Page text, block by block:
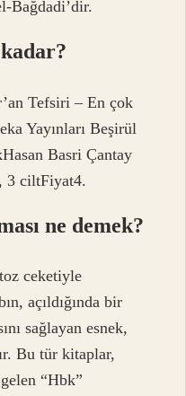
Bağdadi’dir.
Tefsiri – En çok
Yayınları Beşirül
Basri Çantay
3 ciltFiyat4.
ne demek?
ceketiyle
açıldığında bir
sağlayan esnek,
Bu tür kitaplar,
“Hbk”